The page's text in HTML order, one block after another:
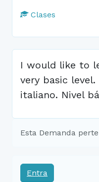
Clases
I would like to
very basic
italiano. Nivel
Esta Demanda
Entra